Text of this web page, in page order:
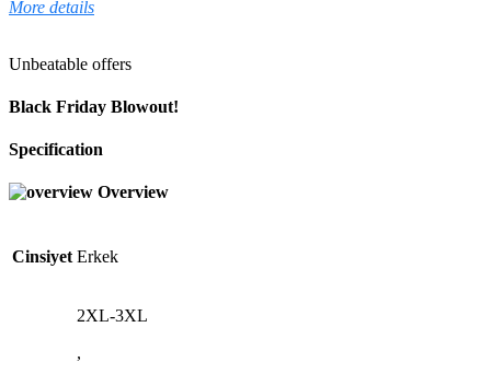
More details
Unbeatable offers
Black Friday Blowout!
Specification
Overview
Cinsiyet Erkek
2XL-3XL
,